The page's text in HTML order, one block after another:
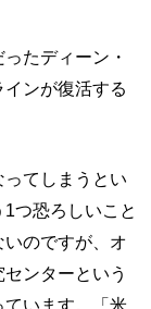
たディーン・
ンが復活する
てしまうとい
つ恐ろしいこと
のですが、オ
ンターという
ています。「米